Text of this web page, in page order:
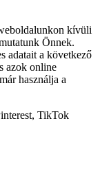
kívüli
Önnek.
adatait a következő
azok online
használja a
TikTok